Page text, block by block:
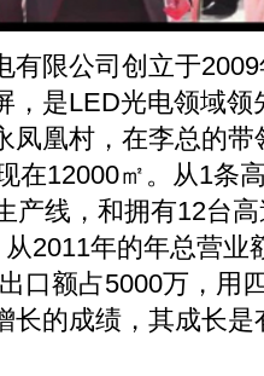
限公司创立于2009
，是LED光电领域领
凤凰村，在李总的
在12000㎡。从1条
产线，和拥有12台
2011年的年总营业
口额占5000万，用
长的成绩，其成长是